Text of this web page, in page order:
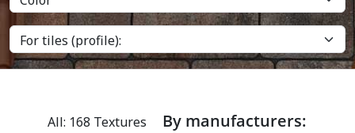
All: 168 Textures By manufacturers: